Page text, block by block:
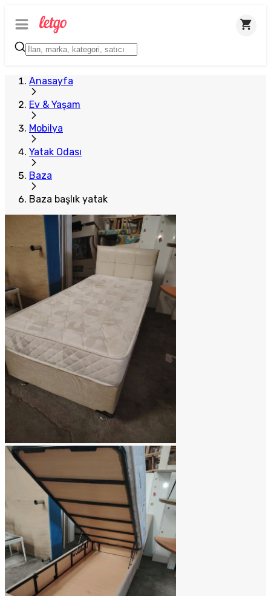
Anasayfa
Ev & Yaşam
Mobilya
Yatak Odası
Baza
Baza başlık yatak
Plus Satıcı